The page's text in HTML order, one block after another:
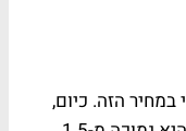
הזה. כיום,